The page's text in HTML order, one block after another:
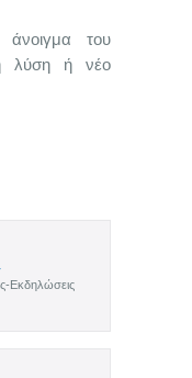
του
η λύση ή νέο
Εκδηλώσεις